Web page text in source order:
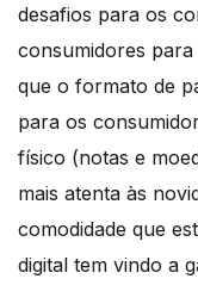
desafios para os
consumidores
que o formato de
para os
físico (notas e
mais atenta às
comodidade que
digital tem vindo a